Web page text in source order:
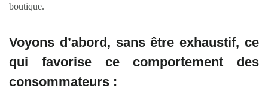
boutique.
Voyons d’abord, sans être exhaustif, ce
qui favorise ce comportement des
consommateurs :